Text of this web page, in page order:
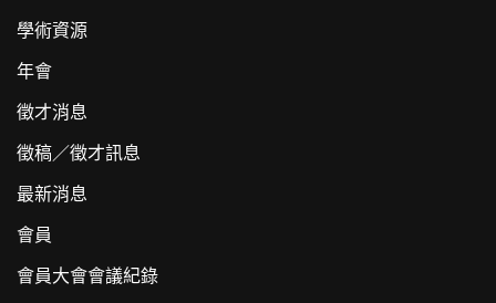
學術資源
年會
徵才消息
徵稿／徵才訊息
最新消息
會員
會員大會會議紀錄